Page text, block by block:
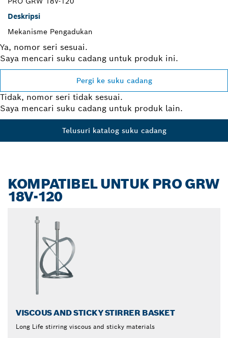
Deskripsi
Mekanisme Pengadukan
Ya, nomor seri sesuai.
Saya mencari suku cadang untuk produk ini.
Pergi ke suku cadang
Tidak, nomor seri tidak sesuai.
Saya mencari suku cadang untuk produk lain.
Telusuri katalog suku cadang
KOMPATIBEL UNTUK PRO GRW
18V-120
VISCOUS AND STICKY STIRRER BASKET
Long Life stirring viscous and sticky materials